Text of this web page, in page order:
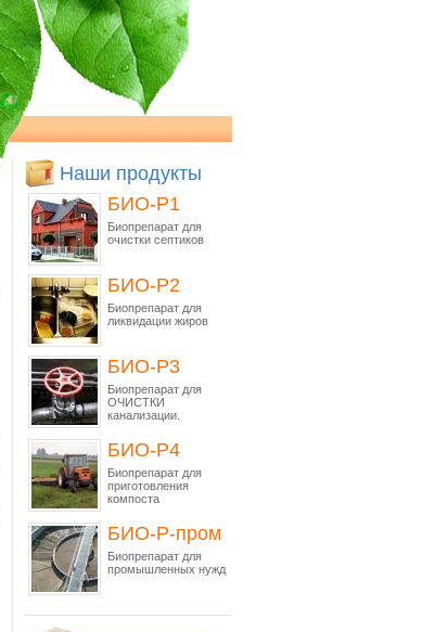
Наши продукты
БИО-Р1
Биопрепарат для
очистки септиков
БИО-Р2
Биопрепарат для
ликвидации жиров
БИО-Р3
Биопрепарат для
ОЧИСТКИ
канализации.
БИО-Р4
Биопрепарат для
приготовления
компоста
БИО-Р-пром
Биопрепарат для
промышленных нужд